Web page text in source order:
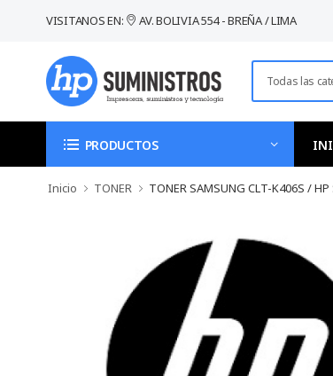
VISITANOS EN: AV. BOLIVIA 554 - BREÑA / LIMA
PRODUCTOS
Inicio TONER TONER SAMSUNG CLT-K406S /